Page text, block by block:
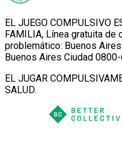
EL JUEGO COMPULSIVO
FAMILIA, Línea gratuita de
problemático: Buenos
Buenos Aires Ciudad
EL JUGAR
SALUD.